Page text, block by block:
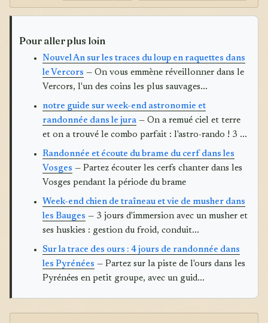
Pour aller plus loin
Nouvel An sur les traces du loup en raquettes dans
le Vercors — On vous emmène réveillonner dans le
Vercors, l'un des coins les plus sauvages...
notre guide sur week-end astronomie et
randonnée dans le jura — On a remué ciel et terre
et on a trouvé le combo parfait : l'astro-rando ! 3 ...
Randonnée et écoute du brame du cerf dans les
Vosges — Partez écouter les cerfs chanter dans les
Vosges pendant la période du brame
Week-end chien de traîneau et vie de musher dans
les Bauges — 3 jours d'immersion avec un musher et
ses huskies : gestion du froid, conduit...
Sur la trace des ours : 4 jours de randonnée dans
les Pyrénées — Partez sur la piste de l'ours dans les
Pyrénées en petit groupe, avec un guid...